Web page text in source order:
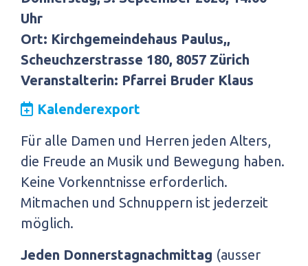
Uhr
Ort: Kirchgemeindehaus Paulus,,
Scheuchzerstrasse 180, 8057 Zürich
Veranstalterin: Pfarrei Bruder Klaus
Kalenderexport
Für alle Damen und Herren jeden Alters,
die Freude an Musik und Bewegung haben.
Keine Vorkenntnisse erforderlich.
Mitmachen und Schnuppern ist jederzeit
möglich.
Jeden Donnerstagnachmittag (ausser